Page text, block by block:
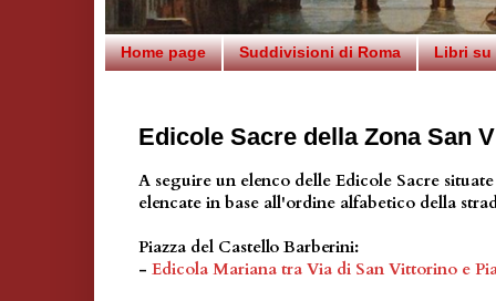
Home page Suddivisioni di Roma Libri su
Edicole Sacre della Zona San
A seguire un elenco delle Edicole Sacre
elencate in base all'ordine alfabetico della
Piazza del Castello Barberini:
- Edicola Mariana tra Via di San Vittorino e